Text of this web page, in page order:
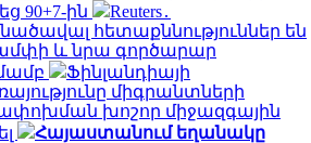
90+7-ին
Reuters․
հետաքննություններ են
և նրա գործարար
Ֆինլանդիայի
միգրանտների
խոշոր միջազգային
Հայաստանում եղանակը